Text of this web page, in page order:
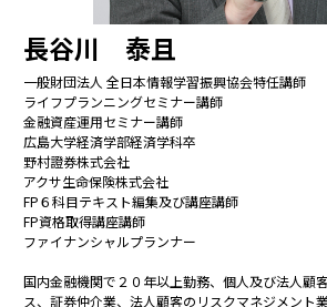
長谷川 泰且
一般財団法人 全日本情報学習振興協会特任講師
ライフプランニングセミナー講師
金融資産運用セミナー講師
広島大学経済学部経済学科卒
野村證券株式会社
アクサ生命保険株式会社
FP６科目テキスト編集及び講座講師
FP資格取得講座講師
ファイナンシャルプランナー
国内金融機関で２０年以上勤務、個人及び法人顧
ス、証券仲介業、法人顧客のリスクマネジメント